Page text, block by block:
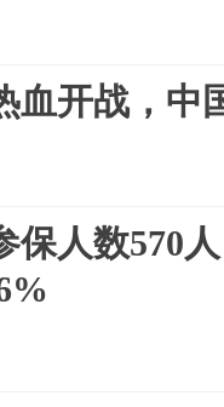
血开战，中
保人数570